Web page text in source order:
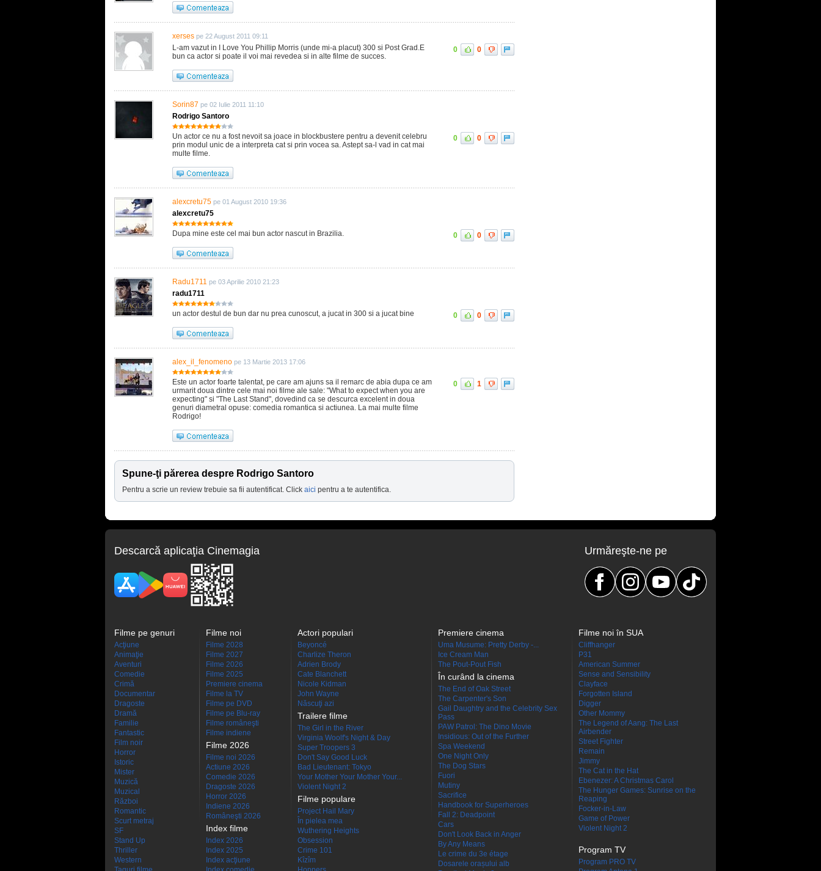
xerses pe 22 August 2011 09:11
L-am vazut in I Love You Phillip Morris (unde mi-a placut) 300 si Post Grad.E
bun ca actor si poate il voi mai revedea si in alte filme de succes.
0 0
Sorin87 pe 02 Iulie 2011 11:10
Rodrigo Santoro
Un actor ce nu a fost nevoit sa joace in blockbustere pentru a devenit celebru
prin modul unic de a interpreta cat si prin vocea sa. Astept sa-l vad in cat mai
multe filme.
0 0
alexcretu75 pe 01 August 2010 19:36
alexcretu75
Dupa mine este cel mai bun actor nascut in Brazilia. 0 0
Radu1711 pe 03 Aprilie 2010 21:23
radu1711
un actor destul de bun dar nu prea cunoscut, a jucat in 300 si a jucat bine 0 0
alex_il_fenomeno pe 13 Martie 2013 17:06
Este un actor foarte talentat, pe care am ajuns sa il remarc de abia dupa ce am
urmarit doua dintre cele mai noi filme ale sale: "What to expect when you are
expecting" si "The Last Stand", dovedind ca se descurca excelent in doua
genuri diametral opuse: comedia romantica si actiunea. La mai multe filme
Rodrigo!
0 1
Spune-ţi părerea despre Rodrigo Santoro
Pentru a scrie un review trebuie sa fii autentificat. Click aici pentru a te autentifica.
Descarcă aplicaţia Cinemagia Urmăreşte-ne pe
Filme pe genuri
Acţiune
Animaţie
Aventuri
Comedie
Crimă
Documentar
Dragoste
Dramă
Familie
Fantastic
Film noir
Horror
Istoric
Mister
Muzică
Muzical
Război
Romantic
Scurt metraj
SF
Stand Up
Thriller
Western
Filme noi
Filme 2028
Filme 2027
Filme 2026
Filme 2025
Premiere cinema
Filme la TV
Filme pe DVD
Filme pe Blu-ray
Filme româneşti
Filme indiene
Filme 2026
Filme noi 2026
Actiune 2026
Comedie 2026
Dragoste 2026
Horror 2026
Indiene 2026
Româneşti 2026
Index filme
Index 2026
Index 2025
Index acţiune
Actori populari
Beyoncé
Charlize Theron
Adrien Brody
Cate Blanchett
Nicole Kidman
John Wayne
Născuţi azi
Trailere filme
The Girl in the River
Virginia Woolf's Night & Day
Super Troopers 3
Don't Say Good Luck
Bad Lieutenant: Tokyo
Your Mother Your Mother Your...
Violent Night 2
Filme populare
Project Hail Mary
În pielea mea
Wuthering Heights
Obsession
Crime 101
Kîzîm
Premiere cinema
Uma Musume: Pretty Derby -...
Ice Cream Man
The Pout-Pout Fish
În curând la cinema
The End of Oak Street
The Carpenter's Son
Gail Daughtry and the Celebrity Sex
Pass
PAW Patrol: The Dino Movie
Insidious: Out of the Further
Spa Weekend
One Night Only
The Dog Stars
Fuori
Mutiny
Sacrifice
Handbook for Superheroes
Fall 2: Deadpoint
Cars
Don't Look Back in Anger
By Any Means
Le crime du 3e étage
Dosarele orașului alb
Filme noi în SUA
Cliffhanger
P31
American Summer
Sense and Sensibility
Clayface
Forgotten Island
Digger
Other Mommy
The Legend of Aang: The Last
Airbender
Street Fighter
Remain
Jimmy
The Cat in the Hat
Ebenezer: A Christmas Carol
The Hunger Games: Sunrise on the
Reaping
Focker-in-Law
Game of Power
Violent Night 2
Program TV
Program PRO TV